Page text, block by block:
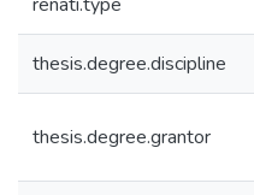
thesis.degree.discipline
thesis.degree.grantor